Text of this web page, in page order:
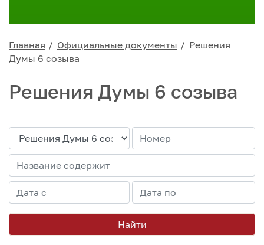
Главная Официальные документы
Решения
Думы 6 созыва
Решения Думы 6 созыва
Найти